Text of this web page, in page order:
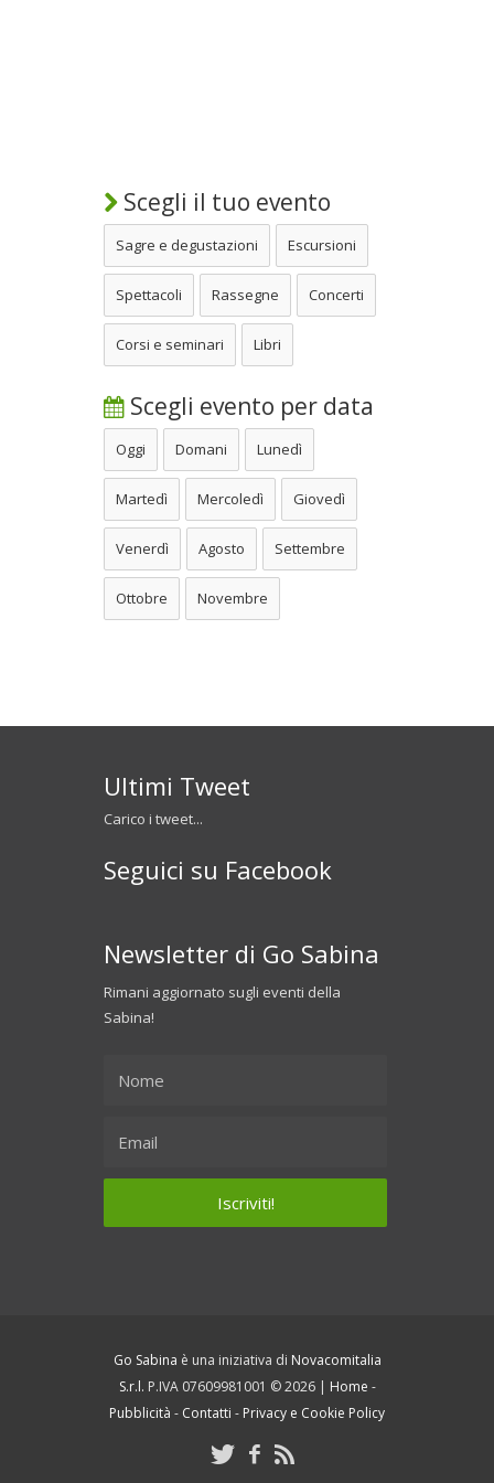
Scegli il tuo evento
Sagre e degustazioni Escursioni
Spettacoli Rassegne Concerti
Corsi e seminari Libri
Scegli evento per data
Oggi Domani Lunedì
Martedì Mercoledì Giovedì
Venerdì Agosto Settembre
Ottobre Novembre
Ultimi Tweet
Carico i tweet...
Seguici su Facebook
Newsletter di Go Sabina
Rimani aggiornato sugli eventi della
Sabina!
Go Sabina è una iniziativa di Novacomitalia
S.r.l. P.IVA 07609981001 © 2026 | Home -
Pubblicità - Contatti - Privacy e Cookie Policy